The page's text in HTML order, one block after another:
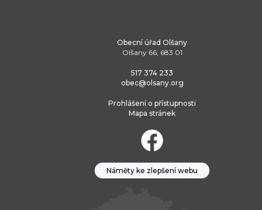
Obecní úřad Olšany
Olšany 66, 683 01
517 374 233
obec@olsany.org
Prohlášení o přístupnosti
Mapa stránek
Náměty ke zlepšení webu